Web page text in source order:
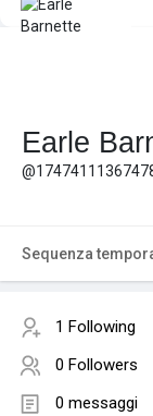
Earle
Sequenza
1 Following
0 Followers
0 messaggi